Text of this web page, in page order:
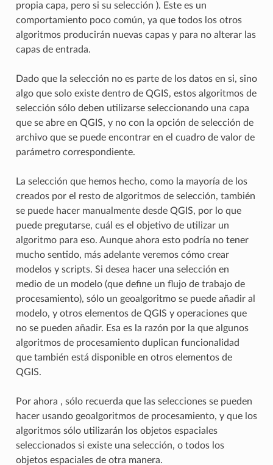
propia capa, pero si su selección ). Este es un
comportamiento poco común, ya que todos los otros
algoritmos producirán nuevas capas y para no alterar las
capas de entrada.
Dado que la selección no es parte de los datos en si, sino
algo que solo existe dentro de QGIS, estos algoritmos de
selección sólo deben utilizarse seleccionando una capa
que se abre en QGIS, y no con la opción de selección de
archivo que se puede encontrar en el cuadro de valor de
parámetro correspondiente.
La selección que hemos hecho, como la mayoría de los
creados por el resto de algoritmos de selección, también
se puede hacer manualmente desde QGIS, por lo que
puede pregutarse, cuál es el objetivo de utilizar un
algoritmo para eso. Aunque ahora esto podría no tener
mucho sentido, más adelante veremos cómo crear
modelos y scripts. Si desea hacer una selección en
medio de un modelo (que define un flujo de trabajo de
procesamiento), sólo un geoalgoritmo se puede añadir al
modelo, y otros elementos de QGIS y operaciones que
no se pueden añadir. Esa es la razón por la que algunos
algoritmos de procesamiento duplican funcionalidad
que también está disponible en otros elementos de
QGIS.
Por ahora , sólo recuerda que las selecciones se pueden
hacer usando geoalgoritmos de procesamiento, y que los
algoritmos sólo utilizarán los objetos espaciales
seleccionados si existe una selección, o todos los
objetos espaciales de otra manera.